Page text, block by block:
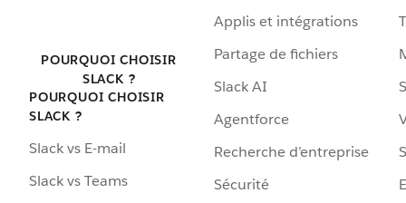
POURQUOI CHOISIR
SLACK ?
POURQUOI CHOISIR
SLACK ?
Slack vs E-mail
Slack vs Teams
Applis et intégrations
Partage de fichiers
Slack AI
Agentforce
Recherche d’entreprise
Sécurité